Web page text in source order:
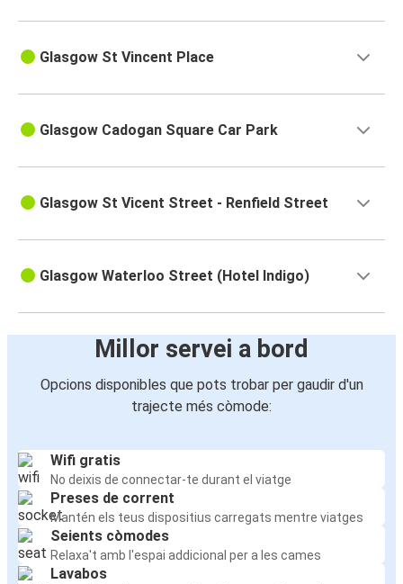
Glasgow St Vincent Place
Glasgow Cadogan Square Car Park
Glasgow St Vicent Street - Renfield Street
Glasgow Waterloo Street (Hotel Indigo)
Millor servei a bord
Opcions disponibles que pots trobar per gaudir d'un
trajecte més còmode:
Wifi gratis
No deixis de connectar-te durant el viatge
Preses de corrent
Mantén els teus dispositius carregats mentre viatges
Seients còmodes
Relaxa't amb l'espai addicional per a les cames
Lavabos